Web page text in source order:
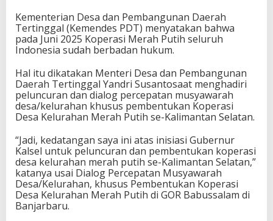
Kementerian Desa dan Pembangunan Daerah
Tertinggal (Kemendes PDT) menyatakan bahwa
pada Juni 2025 Koperasi Merah Putih seluruh
Indonesia sudah berbadan hukum.
Hal itu dikatakan Menteri Desa dan Pembangunan
Daerah Tertinggal Yandri Susantosaat menghadiri
peluncuran dan dialog percepatan musyawarah
desa/kelurahan khusus pembentukan Koperasi
Desa Kelurahan Merah Putih se-Kalimantan Selatan.
“Jadi, kedatangan saya ini atas inisiasi Gubernur
Kalsel untuk peluncuran dan pembentukan koperasi
desa kelurahan merah putih se-Kalimantan Selatan,”
katanya usai Dialog Percepatan Musyawarah
Desa/Kelurahan, khusus Pembentukan Koperasi
Desa Kelurahan Merah Putih di GOR Babussalam di
Banjarbaru.